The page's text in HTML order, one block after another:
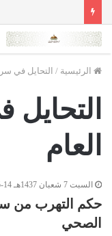
الرئيسية / التحايل في
العام
السبت 7 شعبان 1437هـ 14-5-2016م
حكم التهرب من
الصحي